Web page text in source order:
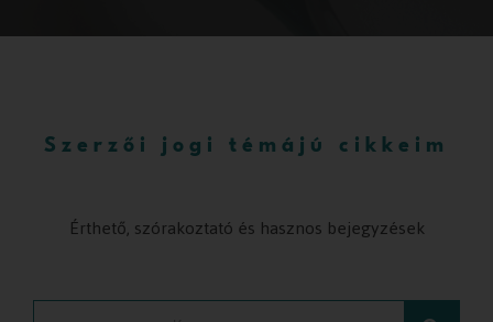
Szerzői jogi témájú cikkeim
Érthető, szórakoztató és hasznos bejegyzések